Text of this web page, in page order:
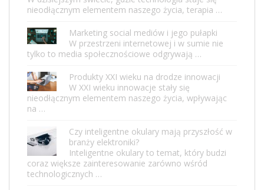
nieodłącznym elementem naszego życia, terapia …
Marketing social mediów i jego pułapki
W przestrzeni internetowej i w sumie nie
tylko to media społecznościowe odgrywają …
Produkty XXI wieku na drodze innowacji
W XXI wieku innowacje stały się
nieodłącznym elementem naszego życia, wpływając
na …
Czy inteligentne okulary mają przyszłość w
branży elektroniki?
Inteligentne okulary to temat, który budzi
coraz większe zainteresowanie zarówno wśród
technologicznych …